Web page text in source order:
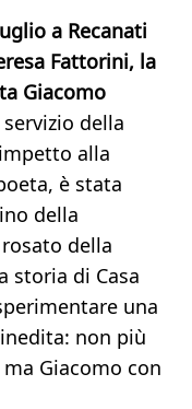
a Recanati
Fattorini, la
Giacomo
della
alla
è stata
della
della
storia di Casa
una
non più
Giacomo con